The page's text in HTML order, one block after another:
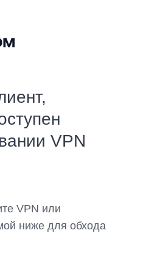
VPN
VPN или
ниже для обхода